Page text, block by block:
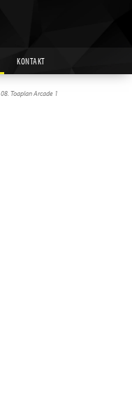
KONTAKT
08. Toaplan Arcade 1